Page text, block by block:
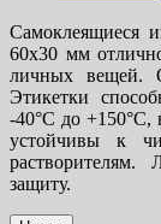
Самоклеящиеся
60х30 мм
личных вещей.
Этикетки
-40°C до +150°C,
устойчивы к
растворителям.
защиту.